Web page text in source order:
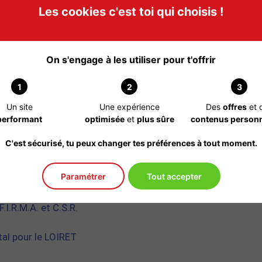
Palmaire, Crânio-faciale
gestion du stress
15
chris-reflexologue.webnode.fr
et C.S.R.
pour le LOIRET
Les cookies c'est toi qui choisis !
On s'engage à les utiliser pour t'offrir
1
Un site
2
Une expérience
optimiséeet plus sûre
3
Des offreset
contenus
C'est sécurisé, tu peux changer tes préférences à tout moment.
Paramétrer Tout accepter